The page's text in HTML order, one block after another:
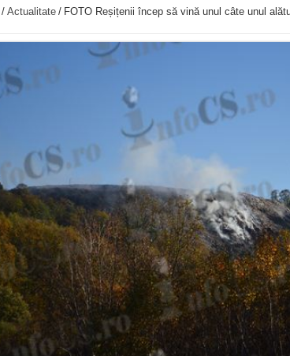
ANUNŢ OPRIRE ANUNŢ OPRIRE APĂ în ORAVIȚA
Anunț important – Închidere temporară Podul de
Ștrandul Termal Ring din Oravița – locul unde natura
Miresme de lavandă, mentă și flori de vară și râsete de
ANUNȚ OPRIRE APĂ în Reșița – avarie – 04.08.2026
ANUNŢ OPRIRE APĂ în CARANSEBEȘ –
ANUNŢ OPRIRE APĂ în CARANSEBEȘ avarie
ANUNȚ OPRIRE APĂ în Reșița, cartier Țerova –
/ Actualitate / FOTO Reșițenii încep să vină unul câte unul